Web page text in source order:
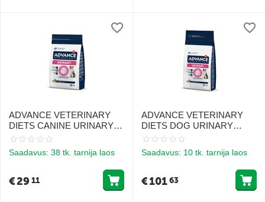
ADVANCE VETERINARY
DIETS CANINE URINARY
3KG - dieetiline, täisväärtuslik
eriliselt välja töötatud
Saadavus: 38 tk. tarnija laos
€2911
ADVANCE VETERINARY
DIETS DOG URINARY
12KG - KOERTELE
TOETUSEKS
Saadavus: 10 tk. tarnija laos
€10163